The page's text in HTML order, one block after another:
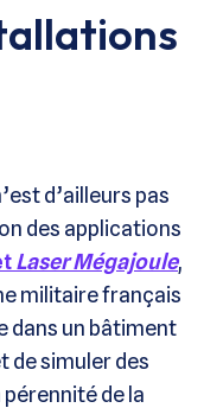
d’ailleurs pas
des applications
Laser Mégajoule,
militaire français
dans un bâtiment
de simuler des
de la